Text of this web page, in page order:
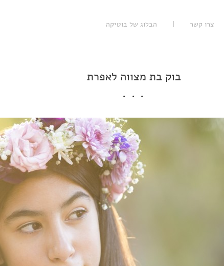
הבלוג של בוטיקה | צרו קשר
בוק בת מצווה לאפרת